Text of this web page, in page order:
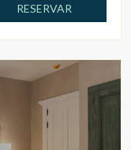
RESERVAR